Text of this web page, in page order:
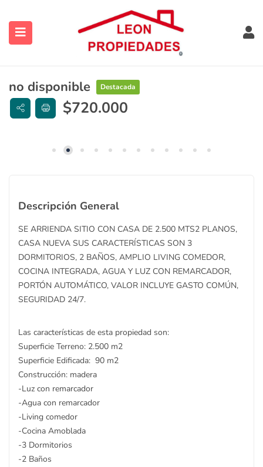
(Sugerencias)
no disponible Destacada
$720.000
Descripción General
SE ARRIENDA SITIO CON CASA DE 2.500 MTS2 PLANOS,
CASA NUEVA SUS CARACTERÍSTICAS SON 3
DORMITORIOS, 2 BAÑOS, AMPLIO LIVING COMEDOR,
COCINA INTEGRADA, AGUA Y LUZ CON REMARCADOR,
PORTÓN AUTOMÁTICO, VALOR INCLUYE GASTO COMÚN,
SEGURIDAD 24/7.
Las características de esta propiedad son:
Superficie Terreno: 2.500 m2
Superficie Edificada: 90 m2
Construcción: madera
-Luz con remarcador
-Agua con remarcador
-Living comedor
-Cocina Amoblada
-3 Dormitorios
-2 Baños